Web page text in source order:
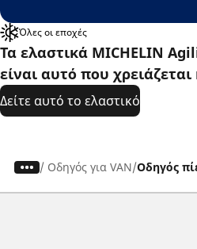
Όλες οι εποχές
Τα ελαστικά MICHELIN
είναι αυτό που
Δείτε αυτό το ελαστικό​
/ Οδηγός για VAN Οδηγός